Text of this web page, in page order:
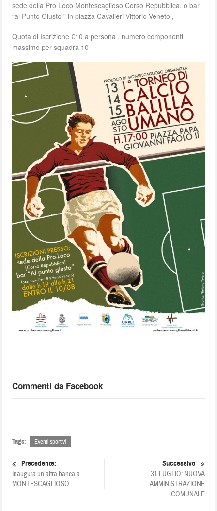
sede della Pro Loco Montescaglioso Corso Repubblica, o bar
“al Punto Giusto ” in piazza Cavalieri Vittorio Veneto ,
Quota di Iscrizione €10 a persona , numero componenti
massimo per squadra 10
Commenti da Facebook
Tags: Eventi sportivi
Precedente:
Inaugura un’altra banca a
MONTESCAGLIOSO
Successivo
31 LUGLIO: NUOVA
AMMINISTRAZIONE
COMUNALE